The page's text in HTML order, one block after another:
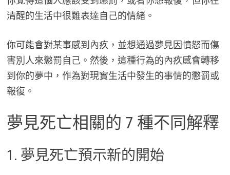
清醒的生活中很難表達自己的情緒。
你可能會對某事感到內疚，並想通過夢見因憤怒而傷
害別人來懲罰自己。然後，這種行為的內疚感會轉移
到你的夢中，作為對現實生活中發生的事情的懲罰或
報復。
夢見死亡相關的 7 種不同解釋
1. 夢見死亡預示新的開始